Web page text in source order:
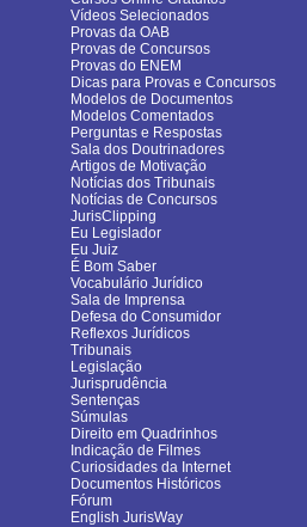
Vídeos Selecionados
Provas da OAB
Provas de Concursos
Provas do ENEM
Dicas para Provas e Concursos
Modelos de Documentos
Modelos Comentados
Perguntas e Respostas
Sala dos Doutrinadores
Artigos de Motivação
Notícias dos Tribunais
Notícias de Concursos
JurisClipping
Eu Legislador
Eu Juiz
É Bom Saber
Vocabulário Jurídico
Sala de Imprensa
Defesa do Consumidor
Reflexos Jurídicos
Tribunais
Legislação
Jurisprudência
Sentenças
Súmulas
Direito em Quadrinhos
Indicação de Filmes
Curiosidades da Internet
Documentos Históricos
Fórum
English JurisWay